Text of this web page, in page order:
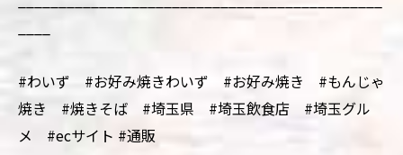
#わいず #お好み焼きわいず #お好み焼き #もんじゃ
焼き #焼きそば #埼玉県 #埼玉飲食店 #埼玉グル
メ #ecサイト #通販